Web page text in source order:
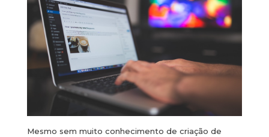
Mesmo sem muito conhecimento de criação de